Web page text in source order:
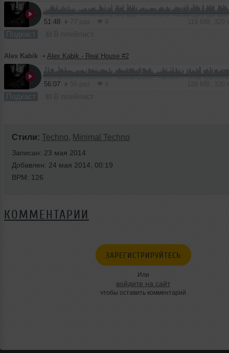
51:48
Подкаст
Alex Kabik ➝ Alex Kabik - Real House #2
56:07
Подкаст
Стили: Techno, Minimal Techno
Записан: 23 мая 2014
Добавлен: 24 мая 2014, 00:19
BPM: 126
КОММЕНТАРИИ
ЗАРЕГИСТРИРУЙТЕСЬ
Или
войдите на сайт
чтобы оставить комментарий